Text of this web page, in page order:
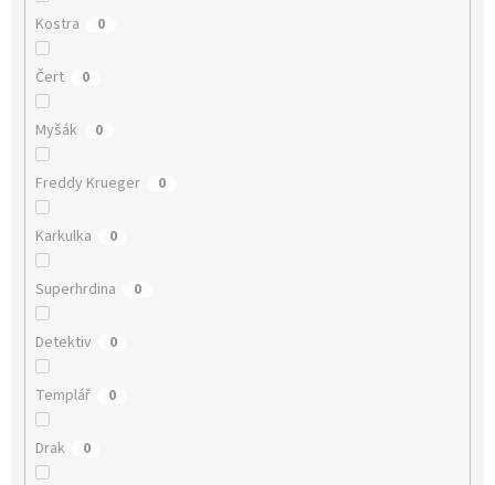
Kostra 0
Čert 0
Myšák 0
Freddy Krueger 0
Karkulka 0
Superhrdina 0
Detektiv 0
Templář 0
Drak 0